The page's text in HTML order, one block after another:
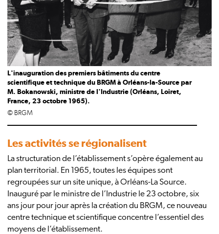
L'inauguration des premiers bâtiments du centre
scientifique et technique du BRGM à Orléans-la-Source par
M. Bokanowski, ministre de l'Industrie (Orléans, Loiret,
France, 23 octobre 1965).
© BRGM
Les activités se régionalisent
La structuration de l’établissement s’opère également au
plan territorial. En 1965, toutes les équipes sont
regroupées sur un site unique, à Orléans-La Source.
Inauguré par le ministre de l’Industrie le 23 octobre, six
ans jour pour jour après la création du BRGM, ce nouveau
centre technique et scientifique concentre l’essentiel des
moyens de l’établissement.